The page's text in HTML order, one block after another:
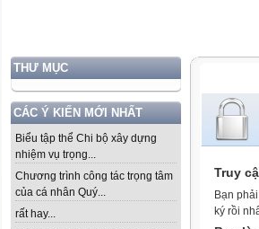
THƯ MỤC
CÁC Ý KIẾN MỚI NHẤT
Biểu tập thể Chi bộ xây dựng
nhiệm vụ trọng...
Chương trình công tác trọng tâm
của cá nhân Quý...
rất hay...
Truy
Bạn
ký rồi